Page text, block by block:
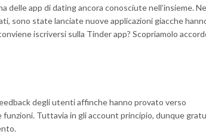
delle app di dating ancora conosciute nell’insieme.
sono state lanciate nuove applicazioni giacche
iscriversi sulla Tinder app? Scopriamolo
degli utenti affinche hanno provato verso
Tuttavia in gli account principio, dunque